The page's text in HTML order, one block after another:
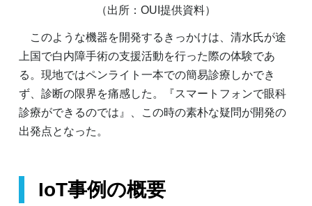
（出所：OUI提供資料）
このような機器を開発するきっかけは、清水氏が途
上国で白内障手術の支援活動を行った際の体験であ
る。現地ではペンライト一本での簡易診療しかでき
ず、診断の限界を痛感した。『スマートフォンで眼科
診療ができるのでは』、この時の素朴な疑問が開発の
出発点となった。
IoT事例の概要